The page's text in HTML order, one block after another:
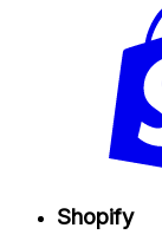
Shopify